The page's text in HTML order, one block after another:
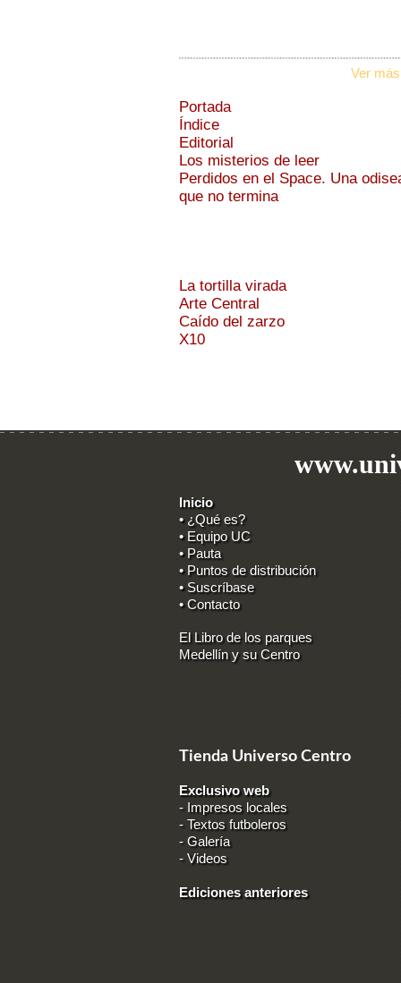
Ver
Portada
Índice
Editorial
Los misterios de leer
Perdidos en el Space. Una
que no termina
La tortilla virada
Arte Central
Caído del zarzo
X10
Inicio
• ¿Qué es?
• Equipo UC
• Pauta
• Puntos de distribución
• Suscríbase
• Contacto
El Libro de los parques
Medellín y su Centro
Tienda Universo Centro
Exclusivo web
- Impresos locales
- Textos futboleros
-Galería
-Videos
Ediciones anteriores